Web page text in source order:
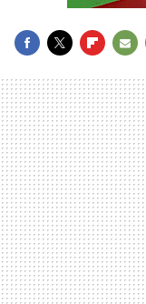
MAIL